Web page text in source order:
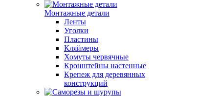
Монтажные детали
Ленты
Уголки
Пластины
Кляймеры
Хомуты червячные
Кронштейны настенные
Крепеж для деревянных
конструкций